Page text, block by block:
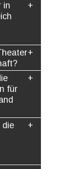
in
für
die